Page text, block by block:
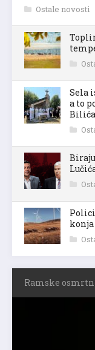
Ostale novosti
Sela
a to
Bilića
konja
Ramske